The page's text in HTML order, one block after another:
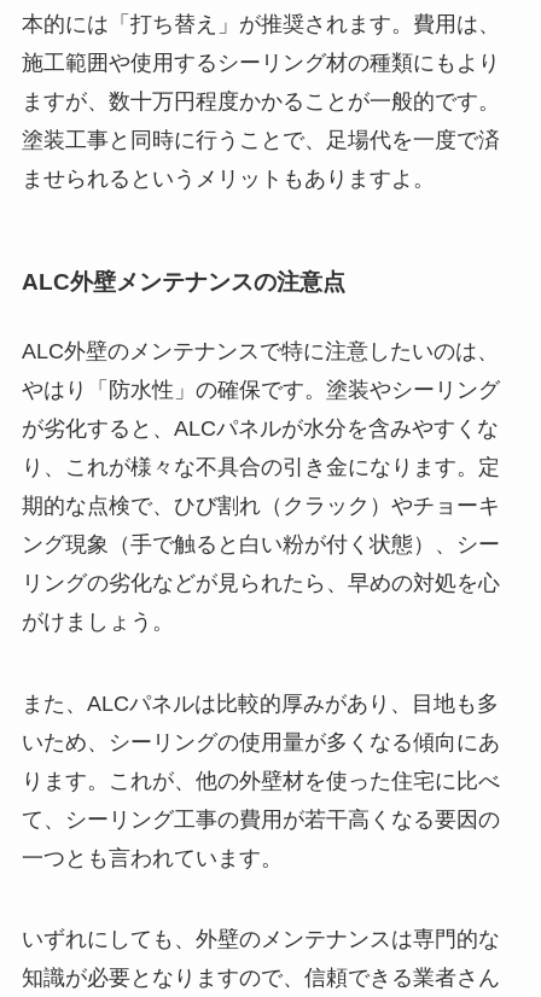
本的には「打ち替え」が推奨されます。費用は、
施工範囲や使用するシーリング材の種類にもより
ますが、数十万円程度かかることが一般的です。
塗装工事と同時に行うことで、足場代を一度で済
ませられるというメリットもありますよ。
ALC外壁メンテナンスの注意点
ALC外壁のメンテナンスで特に注意したいのは、
やはり「防水性」の確保です。塗装やシーリング
が劣化すると、ALCパネルが水分を含みやすくな
り、これが様々な不具合の引き金になります。定
期的な点検で、ひび割れ（クラック）やチョーキ
ング現象（手で触ると白い粉が付く状態）、シー
リングの劣化などが見られたら、早めの対処を心
がけましょう。
また、ALCパネルは比較的厚みがあり、目地も多
いため、シーリングの使用量が多くなる傾向にあ
ります。これが、他の外壁材を使った住宅に比べ
て、シーリング工事の費用が若干高くなる要因の
一つとも言われています。
いずれにしても、外壁のメンテナンスは専門的な
知識が必要となりますので、信頼できる業者さん